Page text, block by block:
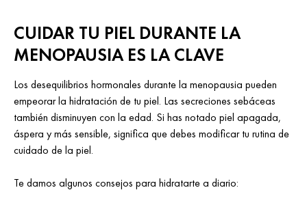
CUIDAR TU PIEL DURANTE LA
MENOPAUSIA ES LA CLAVE
Los desequilibrios hormonales durante la menopausia pueden
empeorar la hidratación de tu piel. Las secreciones sebáceas
también disminuyen con la edad. Si has notado piel apagada,
áspera y más sensible, significa que debes modificar tu rutina de
cuidado de la piel.
Te damos algunos consejos para hidratarte a diario: